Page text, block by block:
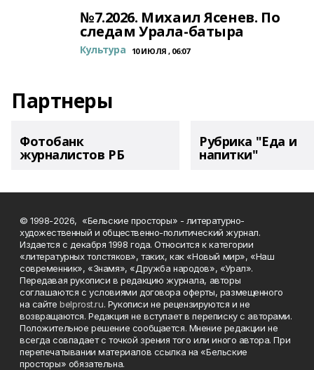
№7.2026. Михаил Ясенев. По
следам Урала-батыра
Культура 10 ИЮЛЯ , 06:07
Партнеры
Фотобанк
журналистов РБ
Рубрика "Еда и
напитки"
© 1998-2026, «Бельские просторы» - литературно-
художественный и общественно-политический журнал.
Издается с декабря 1998 года. Относится к категории
«литературных толстяков», таких, как «Новый мир», «Наш
современник», «Знамя», «Дружба народов», «Урал».
Передавая рукописи в редакцию журнала, авторы
соглашаются с условиями договора оферты, размещенного
на сайтеbelprost.ru. Рукописи не рецензируются и не
возвращаются. Редакция не вступает в переписку с авторами.
Положительное решение сообщается. Мнение редакции не
всегда совпадает с точкой зрения того или иного автора. При
перепечатывании материалов ссылка на «Бельские
просторы» обязательна.